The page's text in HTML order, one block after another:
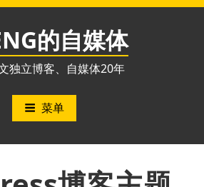
的自媒体
独立博客、自媒体20年
菜单